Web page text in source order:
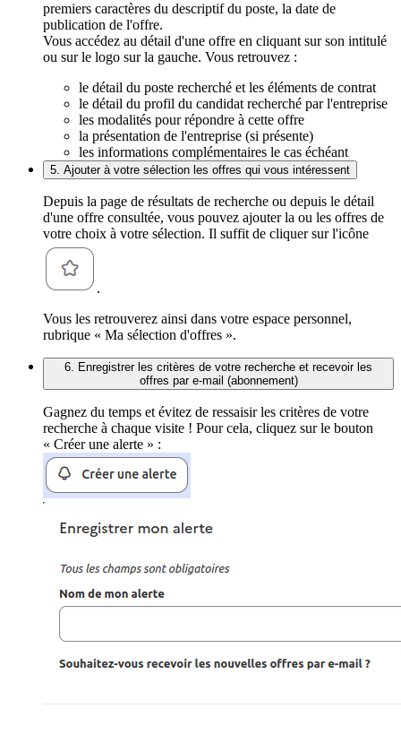
premiers caractères du descriptif du poste, la date de
publication de l'offre.
Vous accédez au détail d'une offre en cliquant sur son intitulé
ou sur le logo sur la gauche. Vous retrouvez :
le détail du poste recherché et les éléments de contrat
le détail du profil du candidat recherché par l'entreprise
les modalités pour répondre à cette offre
la présentation de l'entreprise (si présente)
les informations complémentaires le cas échéant
5. Ajouter à votre sélection les offres qui vous intéressent
Depuis la page de résultats de recherche ou depuis le détail
d'une offre consultée, vous pouvez ajouter la ou les offres de
votre choix à votre sélection. Il suffit de cliquer sur l'icône
.
Vous les retrouverez ainsi dans votre espace personnel,
rubrique « Ma sélection d'offres ».
6. Enregistrer les critères de votre recherche et recevoir les
offres par e-mail (abonnement)
Gagnez du temps et évitez de ressaisir les critères de votre
recherche à chaque visite ! Pour cela, cliquez sur le bouton
« Créer une alerte » :